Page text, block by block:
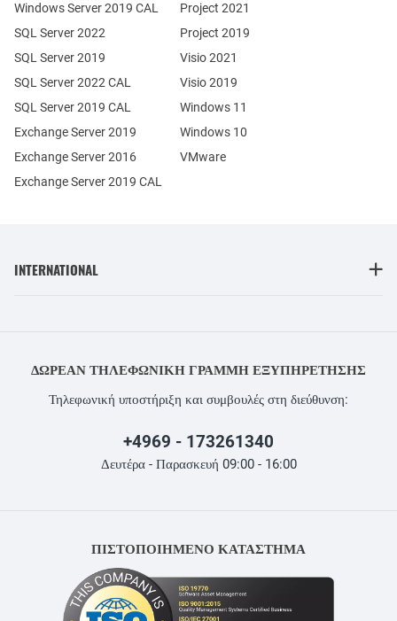
Exchange Server 2019
Exchange Server 2016
SQL Server 2022
SQL Server 2019
Windows Server 2019 CAL
SQL Server 2022 CAL
SQL Server 2019 CAL
Exchange Server 2019 CAL
Project 2021
Project 2019
Visio 2021
Visio 2019
Windows 11
Windows 10
VMware
INTERNATIONAL
ΔΩΡΕΆΝ ΤΗΛΕΦΩΝΙΚΉ ΓΡΑΜΜΉ ΕΞΥΠΗΡΈΤΗΣΗΣ
Τηλεφωνική υποστήριξη και συμβουλές στη διεύθυνση:
+4969 - 173261340
Δευτέρα - Παρασκευή 09:00 - 16:00
ΠΙΣΤΟΠΟΙΗΜΕΝΟ ΚΑΤΑΣΤΗΜΑ